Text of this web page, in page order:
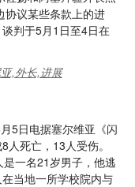
协议某些条款上的进
判于5月1日至4日在
,外长,进展
5日电据塞尔维亚《闪
死亡，13人受伤。
一名21岁男子，他逃
当地一所学校院内与